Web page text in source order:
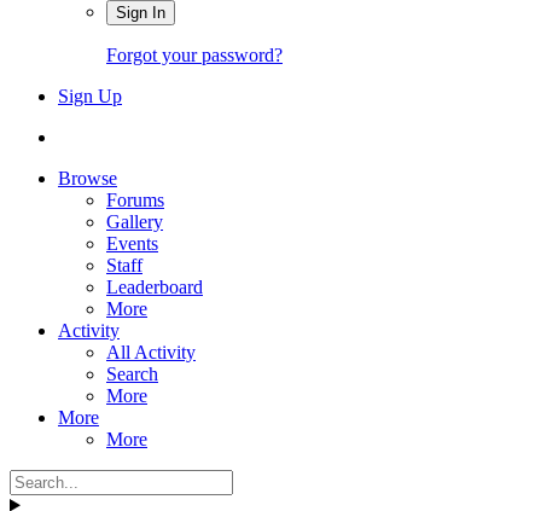
Sign In
Forgot your password?
Sign Up
Browse
Forums
Gallery
Events
Staff
Leaderboard
More
Activity
All Activity
Search
More
More
More